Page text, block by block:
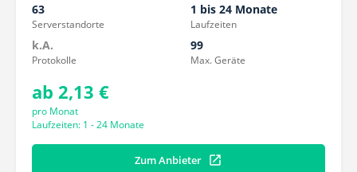
63
Serverstandorte
1 bis 24 Monate
Laufzeiten
k.A.
Protokolle
99
Max. Geräte
ab 2,13 €
pro Monat
Laufzeiten: 1 - 24 Monate
Zum Anbieter